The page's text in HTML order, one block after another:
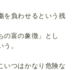
を負わせるという残
の富の象徴」とし
。
いつはかなり危険な